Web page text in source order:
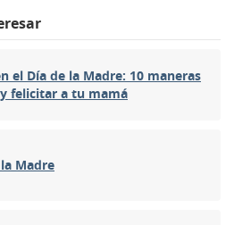
el Día de la Madre: 10 maneras
felicitar a tu mamá
Madre